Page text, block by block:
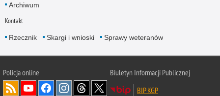
Archiwum
Kontakt
Rzecznik Skargi i wnioski Sprawy weteranów
Policjaonline
Biuletyn Informacji Publicznej
BIP KGP